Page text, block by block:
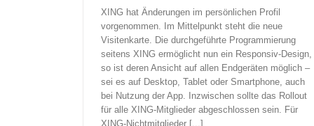
XING hat Änderungen im persönlichen Profil
vorgenommen. Im Mittelpunkt steht die neue
Visitenkarte. Die durchgeführte Programmierung
seitens XING ermöglicht nun ein Responsiv-Design,
so ist deren Ansicht auf allen Endgeräten möglich –
sei es auf Desktop, Tablet oder Smartphone, auch
bei Nutzung der App. Inzwischen sollte das Rollout
für alle XING-Mitglieder abgeschlossen sein. Für
XING-Nichtmitglieder [...]